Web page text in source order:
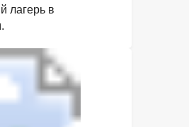
лагерь в